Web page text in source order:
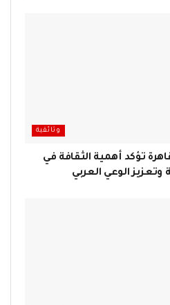
وثائقية
تؤكد أهمية الثقافة في
الوعي العربي